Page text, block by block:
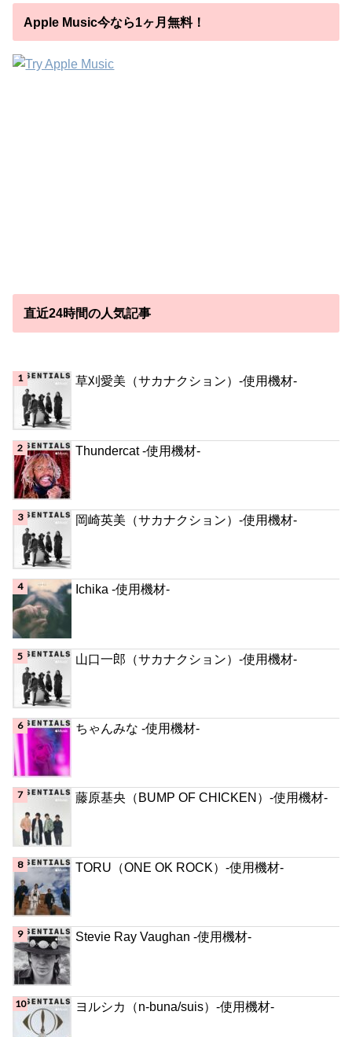
Apple Music今なら1ヶ月無料！
直近24時間の人気記事
草刈愛美（サカナクション）-使用機材-
Thundercat -使用機材-
岡崎英美（サカナクション）-使用機材-
Ichika -使用機材-
山口一郎（サカナクション）-使用機材-
ちゃんみな -使用機材-
藤原基央（BUMP OF CHICKEN）-使用機材-
TORU（ONE OK ROCK）-使用機材-
Stevie Ray Vaughan -使用機材-
ヨルシカ（n-buna/suis）-使用機材-